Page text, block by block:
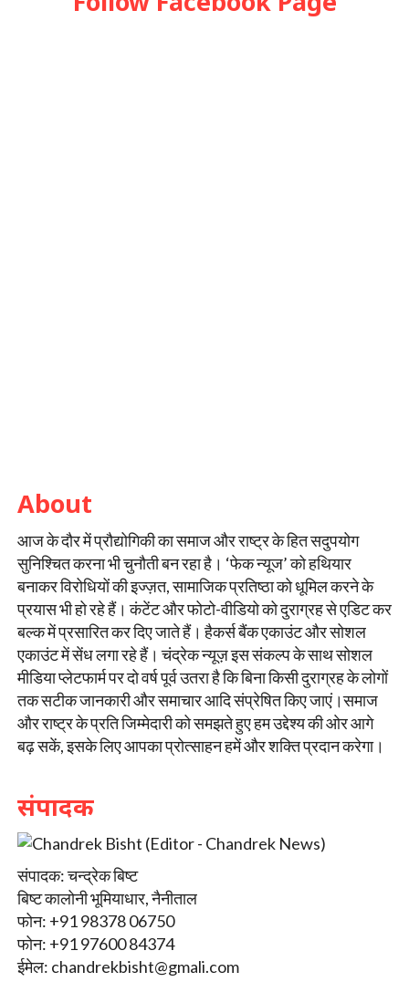
About
आज के दौर में प्रौद्योगिकी का समाज और राष्ट्र के हित सदुपयोग
सुनिश्चित करना भी चुनौती बन रहा है। ‘फेक न्यूज’ को हथियार
बनाकर विरोधियों की इज्ज़त, सामाजिक प्रतिष्ठा को धूमिल करने के
प्रयास भी हो रहे हैं। कंटेंट और फोटो-वीडियो को दुराग्रह से एडिट कर
बल्क में प्रसारित कर दिए जाते हैं। हैकर्स बैंक एकाउंट और सोशल
एकाउंट में सेंध लगा रहे हैं। चंद्रेक न्यूज़ इस संकल्प के साथ सोशल
मीडिया प्लेटफार्म पर दो वर्ष पूर्व उतरा है कि बिना किसी दुराग्रह के लोगों
तक सटीक जानकारी और समाचार आदि संप्रेषित किए जाएं।समाज
और राष्ट्र के प्रति जिम्मेदारी को समझते हुए हम उद्देश्य की ओर आगे
बढ़ सकें, इसके लिए आपका प्रोत्साहन हमें और शक्ति प्रदान करेगा।
संपादक
संपादक: चन्द्रेक बिष्ट
बिष्ट कालोनी भूमियाधार, नैनीताल
फोन: +91 98378 06750
फोन: +91 97600 84374
ईमेल: chandrekbisht@gmali.com